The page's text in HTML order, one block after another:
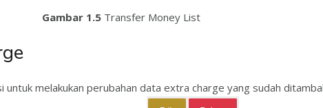
Gambar 1.5 Transfer Money List
untuk melakukan perubahan data extra charge yang sudah